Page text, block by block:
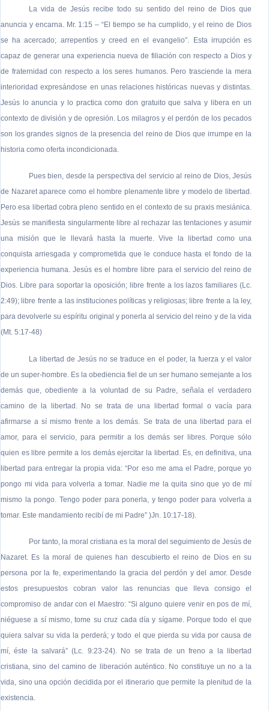
La vida de Jesús recibe todo su sentido del reino de Dios que
anuncia y encarna. Mr. 1:15 – “El tiempo se ha cumplido, y el reino de Dios
se ha acercado; arrepentíos y creed en el evangelio”. Esta irrupción es
capaz de generar una experiencia nueva de filiación con respecto a Dios y
de fraternidad con respecto a los seres humanos. Pero trasciende la mera
interioridad expresándose en unas relaciones históricas nuevas y distintas.
Jesús lo anuncia y lo practica como don gratuito que salva y libera en un
contexto de división y de opresión. Los milagros y el perdón de los pecados
son los grandes signos de la presencia del reino de Dios que irrumpe en la
historia como oferta incondicionada.
Pues bien, desde la perspectiva del servicio al reino de Dios, Jesús
de Nazaret aparece como el hombre plenamente libre y modelo de libertad.
Pero esa libertad cobra pleno sentido en el contexto de su praxis mesiánica.
Jesús se manifiesta singularmente libre al rechazar las tentaciones y asumir
una misión que le llevará hasta la muerte. Vive la libertad como una
conquista arriesgada y comprometida que le conduce hasta el fondo de la
experiencia humana. Jesús es el hombre libre para el servicio del reino de
Dios. Libre para soportar la oposición; libre frente a los lazos familiares (Lc.
2:49); libre frente a las instituciones políticas y religiosas; libre frente a la ley,
para devolverle su espíritu original y ponerla al servicio del reino y de la vida
(Mt. 5:17-48)
La libertad de Jesús no se traduce en el poder, la fuerza y el valor
de un super-hombre. Es la obediencia fiel de un ser humano semejante a los
demás que, obediente a la voluntad de su Padre, señala el verdadero
camino de la libertad. No se trata de una libertad formal o vacía para
afirmarse a sí mismo frente a los demás. Se trata de una libertad para el
amor, para el servicio, para permitir a los demás ser libres. Porque sólo
quien es libre permite a los demás ejercitar la libertad. Es, en definitiva, una
libertad para entregar la propia vida: “Por eso me ama el Padre, porque yo
pongo mi vida para volverla a tomar. Nadie me la quita sino que yo de mí
mismo la pongo. Tengo poder para ponerla, y tengo poder para volverla a
tomar. Este mandamiento recibí de mi Padre” )Jn. 10:17-18).
Por tanto, la moral cristiana es la moral del seguimiento de Jesús de
Nazaret. Es la moral de quienes han descubierto el reino de Dios en su
persona por la fe, experimentando la gracia del perdón y del amor. Desde
estos presupuestos cobran valor las renuncias que lleva consigo el
compromiso de andar con el Maestro: “Si alguno quiere venir en pos de mí,
niéguese a sí mismo, tome su cruz cada día y sígame. Porque todo el que
quiera salvar su vida la perderá; y todo el que pierda su vida por causa de
mí, éste la salvará” (Lc. 9:23-24). No se trata de un freno a la libertad
cristiana, sino del camino de liberación auténtico. No constituye un no a la
vida, sino una opción decidida por el itinerario que permite la plenitud de la
existencia.